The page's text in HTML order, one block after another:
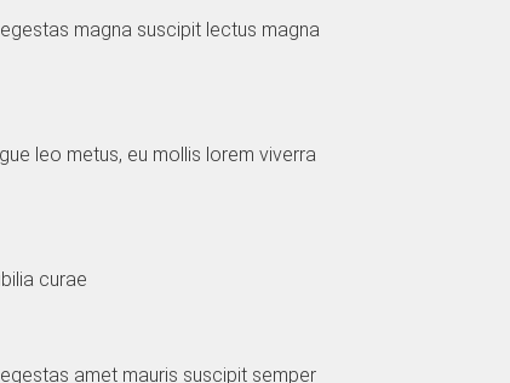
magna suscipit lectus magna
leo metus, eu mollis lorem viverra
curae
amet mauris suscipit semper